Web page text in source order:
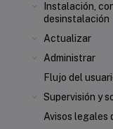
Instalación,
desinstalación
Actualizar
Administrar
Flujo del
Supervisión y
Avisos legales